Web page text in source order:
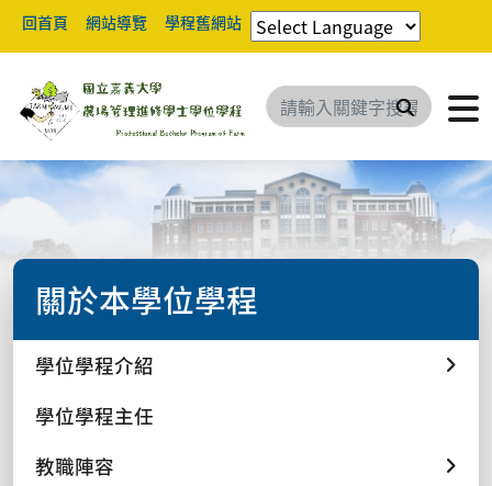
回首頁 網站導覽 學程舊網站
搜尋
關於本學位學程
學位學程介紹
學位學程主任
教職陣容